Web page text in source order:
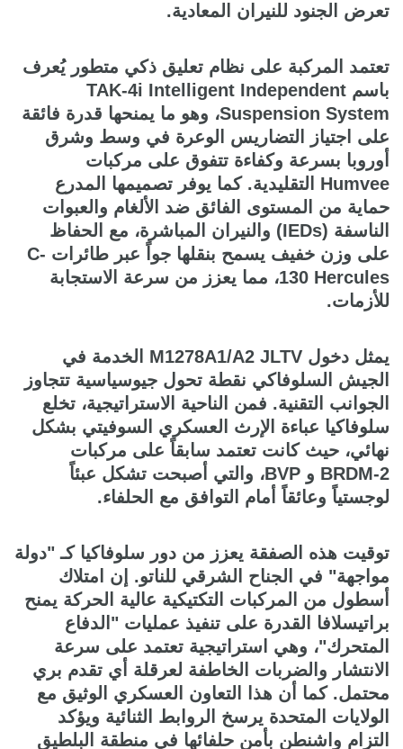
تعرض الجنود للنيران المعادية.
تعتمد المركبة على نظام تعليق ذكي متطور يُعرف
باسم TAK-4i Intelligent Independent
Suspension System، وهو ما يمنحها قدرة فائقة
على اجتياز التضاريس الوعرة في وسط وشرق
أوروبا بسرعة وكفاءة تتفوق على مركبات
Humvee التقليدية. كما يوفر تصميمها المدرع
حماية من المستوى الفائق ضد الألغام والعبوات
الناسفة (IEDs) والنيران المباشرة، مع الحفاظ
على وزن خفيف يسمح بنقلها جواً عبر طائرات C-
130 Hercules، مما يعزز من سرعة الاستجابة
للأزمات.
يمثل دخول M1278A1/A2 JLTV الخدمة في
الجيش السلوفاكي نقطة تحول جيوسياسية تتجاوز
الجوانب التقنية. فمن الناحية الاستراتيجية، تخلع
سلوفاكيا عباءة الإرث العسكري السوفيتي بشكل
نهائي، حيث كانت تعتمد سابقاً على مركبات
BRDM-2 و BVP، والتي أصبحت تشكل عبئاً
لوجستياً وعائقاً أمام التوافق مع الحلفاء.
توقيت هذه الصفقة يعزز من دور سلوفاكيا كـ "دولة
مواجهة" في الجناح الشرقي للناتو. إن امتلاك
أسطول من المركبات التكتيكية عالية الحركة يمنح
براتيسلافا القدرة على تنفيذ عمليات "الدفاع
المتحرك"، وهي استراتيجية تعتمد على سرعة
الانتشار والضربات الخاطفة لعرقلة أي تقدم بري
محتمل. كما أن هذا التعاون العسكري الوثيق مع
الولايات المتحدة يرسخ الروابط الثنائية ويؤكد
التزام واشنطن بأمن حلفائها في منطقة البلطيق